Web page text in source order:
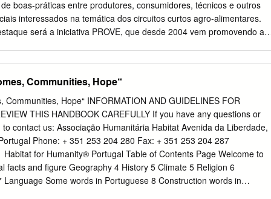
is made of granite façades (the characteristic style of the region)
the old traces, yet complying with the requirements of the highest
can see statues of historical characters, including Saint Bernardo,
boas-práticas entre produtores, consumidores, técnicos e outros
interessados na temática dos circuitos curtos agro-alimentares.
será a iniciativa PROVE, que desde 2004 vem promovendo a
de proximidade em Portugal, as quais aproveitarão este evento
no seu IV Encontro Nacional. Este encontro realiza-se no
pelos concelhos de Amares, Barcelos, Braga, Póvoa de
Vila Verde, no qual a metodologia PROVE vem sendo
O evento decorrerá durante a maior feira anual agrícola desta
em Vila Verde, local de encontro entre agricultores e
as potencialidades agrícolas, a gastronomia, o turismo rural e as
diversas actividades previstas neste evento irão decorrer conforme
Communities, Hope“
Communities, Hope“ INFORMATION AND GUIDELINES FOR
THIS HANDBOOK CAREFULLY If you have any questions or
contact us: Associação Humanitária Habitat Avenida da Liberdade,
Phone: + 351 253 204 280 Fax: + 351 253 204 287
Habitat for Humanity® Portugal Table of Contents Page Welcome to
facts and figure Geography 4 History 5 Climate 5 Religion 6
Language Some words in Portuguese 8 Construction words in